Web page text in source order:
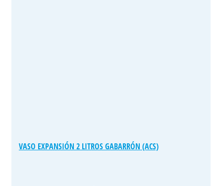
VASO EXPANSIÓN 2 LITROS GABARRÓN (ACS)